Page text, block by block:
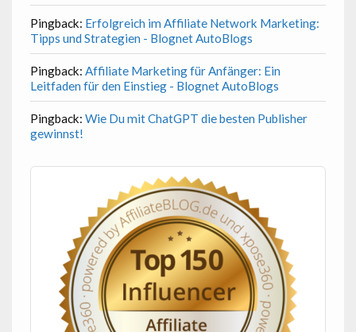
Pingback: Erfolgreich im Affiliate Network Marketing:
Tipps und Strategien - Blognet AutoBlogs
Pingback: Affiliate Marketing für Anfänger: Ein
Leitfaden für den Einstieg - Blognet AutoBlogs
Pingback: Wie Du mit ChatGPT die besten Publisher
gewinnst!